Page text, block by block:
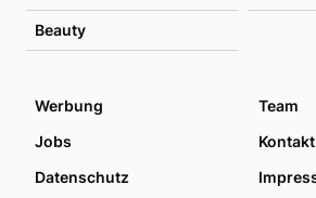
Beauty
Werbung
Team
Jobs
Kontakt
Datenschutz